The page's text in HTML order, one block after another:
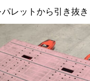
レットから引き抜き